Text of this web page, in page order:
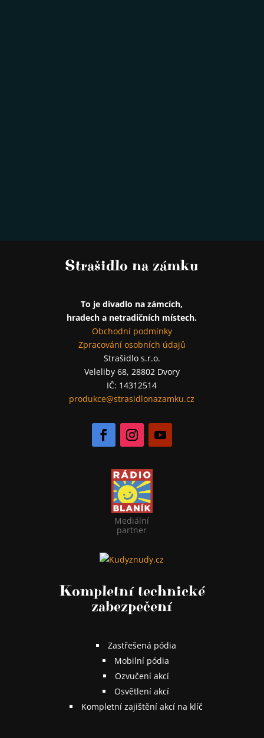
Strašidlo na zámku
To je divadlo na zámcích,
hradech a netradičních místech.
Obchodní podmínky
Zpracování osobních údajů
Strašidlo s.r.o.
Veleliby 68, 28802 Dvory
IČ: 14312514
produkce@strasidlonazamku.cz
Mediální
partner
Kompletní technické
zabezpečení
Zastřešená pódia
Mobilní pódia
Ozvučení akcí
Osvětlení akcí
Kompletní zajištění akcí na klíč